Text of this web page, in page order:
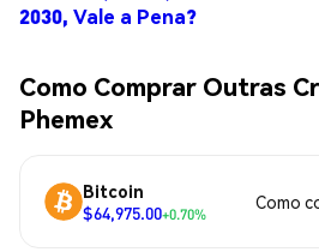
2030, Vale a Pena?
Como Comprar Outras
Phemex
Bitcoin
$64,975.00+0.70%
Como